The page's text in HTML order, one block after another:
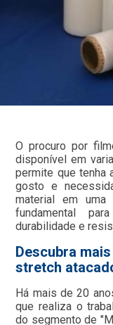
O procuro por
disponível em
permite que tenha
gosto e
material em uma
fundamental
durabilidade e
Descubra
stretch
Há mais de 20
que realiza o
do segmento de